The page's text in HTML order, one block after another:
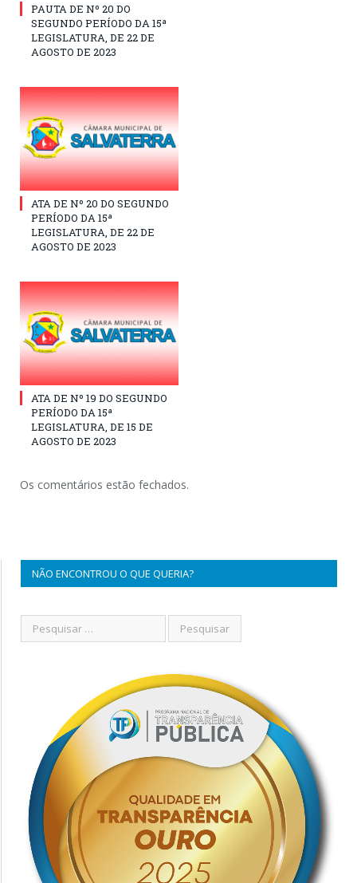
PAUTA DE Nº 20 DO
SEGUNDO PERÍODO DA 15ª
LEGISLATURA, DE 22 DE
AGOSTO DE 2023
ATA DE Nº 20 DO SEGUNDO
PERÍODO DA 15ª
LEGISLATURA, DE 22 DE
AGOSTO DE 2023
ATA DE Nº 19 DO SEGUNDO
PERÍODO DA 15ª
LEGISLATURA, DE 15 DE
AGOSTO DE 2023
Os comentários estão fechados.
NÃO ENCONTROU O QUE QUERIA?